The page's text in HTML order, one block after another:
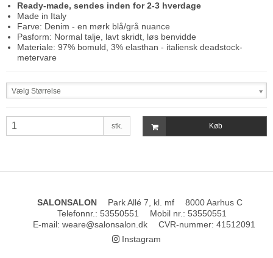
Ready-made, sendes inden for 2-3 hverdage
Made in Italy
Farve: Denim - en mørk blå/grå nuance
Pasform: Normal talje, lavt skridt, løs benvidde
Materiale: 97% bomuld, 3% elasthan - italiensk deadstock-
metervare
Vælg Størrelse
stk. Køb
SALONSALON Park Allé 7, kl. mf
8000 Aarhus C
Telefonnr. : 53550551 Mobil nr. : 53550551
E-mail: weare@salonsalon.dk CVR-nummer: 41512091
Instagram